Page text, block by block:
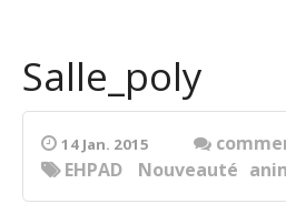
Salle_poly
14 Jan. 2015
EHPAD Nouveauté